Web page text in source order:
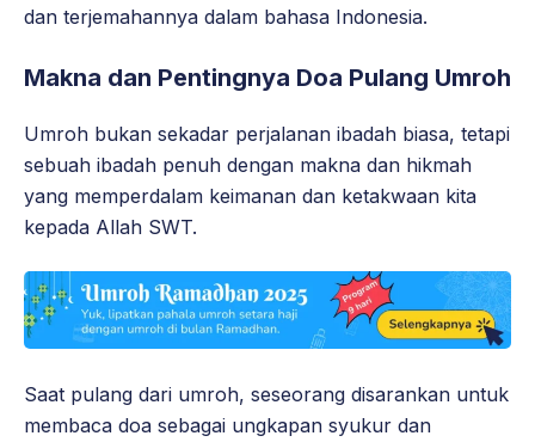
dan terjemahannya dalam bahasa Indonesia.
Makna dan Pentingnya Doa Pulang Umroh
Umroh bukan sekadar perjalanan ibadah biasa, tetapi
sebuah ibadah penuh dengan makna dan hikmah
yang memperdalam keimanan dan ketakwaan kita
kepada Allah SWT.
Saat pulang dari umroh, seseorang disarankan untuk
membaca doa sebagai ungkapan syukur dan